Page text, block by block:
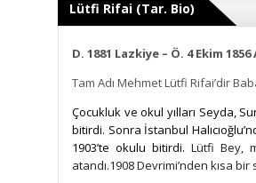
Lütfi Rifai (Tar. Bio)
D. 1881 Lazkiye – Ö. 4 Ekim
Tam Adı Mehmet Lütfi Rifai’dir
Çocukluk ve okul yılları Seyda,
bitirdi. Sonra İstanbul
1903’te okulu bitirdi. Lütfi Bey,
atandı.1908 Devrimi’nden kısa